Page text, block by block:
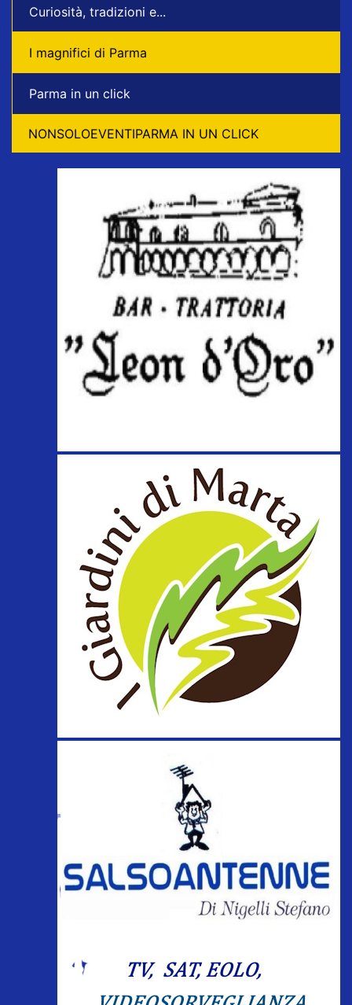
Curiosità, tradizioni e...
I magnifici di Parma
Parma in un click
NONSOLOEVENTIPARMA IN UN CLICK